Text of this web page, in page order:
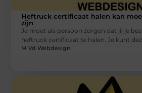
Heftruck certificaat halen kan
zijn
Je moet als persoon zorgen dat jij je
heftruck certificaat te halen. Je kunt
M Vd Webdesign